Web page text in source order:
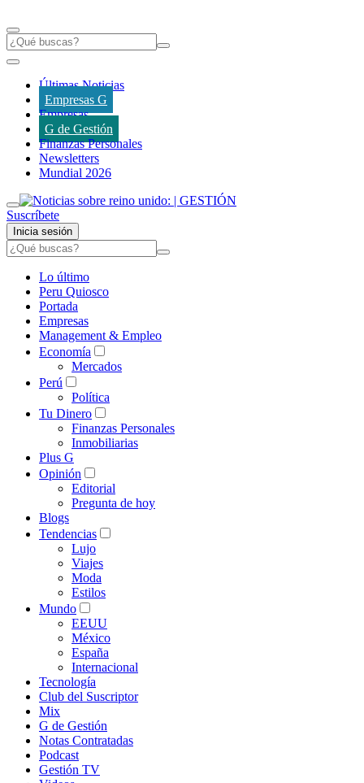
Últimas Noticias
Empresas G
Empresas
G de Gestión
Finanzas Personales
Newsletters
Mundial 2026
Suscríbete
Inicia sesión
Lo último
Peru Quiosco
Portada
Empresas
Management & Empleo
Economía
Mercados
Perú
Política
Tu Dinero
Finanzas Personales
Inmobiliarias
Plus G
Opinión
Editorial
Pregunta de hoy
Blogs
Tendencias
Lujo
Viajes
Moda
Estilos
Mundo
EEUU
México
España
Internacional
Tecnología
Club del Suscriptor
Mix
G de Gestión
Notas Contratadas
Podcast
Gestión TV